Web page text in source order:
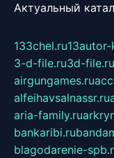
Актуальный
133chel.ru
3-d-file.ru3d-file.ru
airgungames.ru
alfeihavsalnassr.ru
aria-family.ru
bankaribi.ru
blagodarenie-